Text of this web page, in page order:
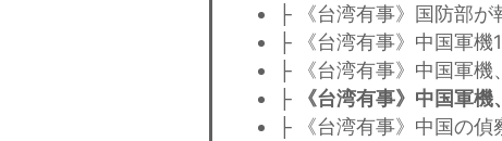
├ 《台湾有事》国防部
├ 《台湾有事》中国軍
├ 《台湾有事》中国軍
├
《台湾有事》中国軍
├ 《台湾有事》中国の